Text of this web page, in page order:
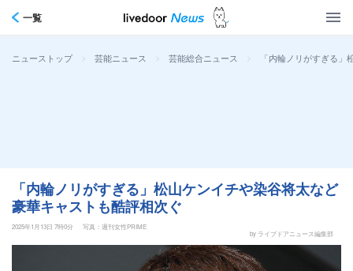
一覧
ニューストップ > 芸能ニュース > 芸能総合ニュース > 「内輪ノリがすぎる
「内輪ノリがすぎる」松山ケンイチや染谷将太など
豪華キャストも酷評相次ぐ
2025年1月13日 7時0分
写真：週刊女性PRIME
by ライブドアニュース編集部